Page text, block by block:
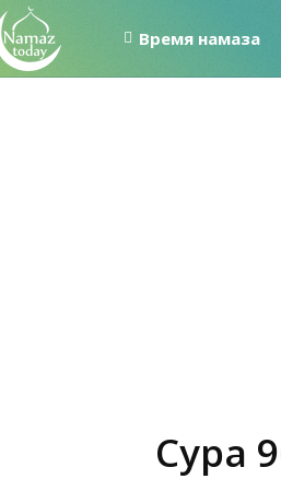
Время намаза
Сура